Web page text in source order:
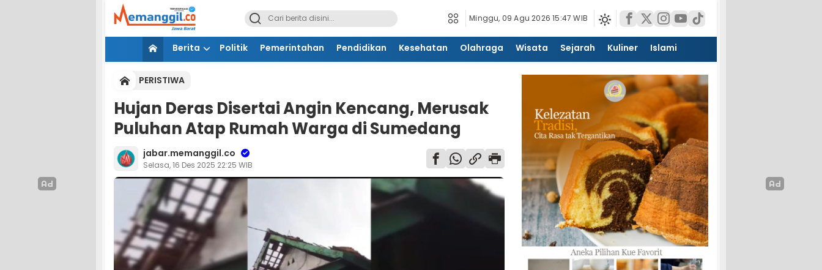
Minggu, 09 Agu 2026 15:47 WIB
Berita Politik Pemerintahan Pendidikan Kesehatan Olahraga Wisata Sejarah Kuliner Islami
PERISTIWA
Hujan Deras Disertai Angin Kencang, Merusak
Puluhan Atap Rumah Warga di Sumedang
jabar.memanggil.co
Selasa, 16 Des 2025 22:25 WIB